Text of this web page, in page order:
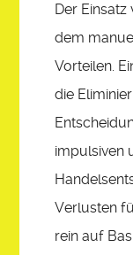
Der
dem
Vorteilen.
die
impulsiven
Verlusten
rein auf